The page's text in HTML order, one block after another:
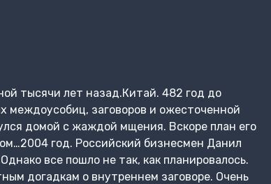
тысячи лет назад.Китай. 482 год до
междоусобиц, заговоров и ожесточенной
домой с жаждой мщения. Вскоре план его
год. Российский бизнесмен Данил
все пошло не так, как планировалось.
догадкам о внутреннем заговоре. Очень